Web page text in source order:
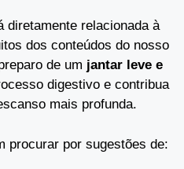
diretamente relacionada à
dos conteúdos do nosso
de um jantar leve e
digestivo e contribua
mais profunda.
procurar por sugestões de: